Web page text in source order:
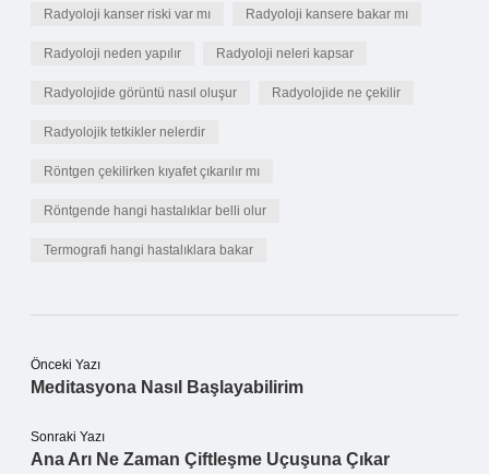
Radyoloji kanser riski var mı Radyoloji kansere bakar mı
Radyoloji neden yapılır Radyoloji neleri kapsar
Radyolojide görüntü nasıl oluşur Radyolojide ne çekilir
Radyolojik tetkikler nelerdir
Röntgen çekilirken kıyafet çıkarılır mı
Röntgende hangi hastalıklar belli olur
Termografi hangi hastalıklara bakar
Önceki Yazı
Meditasyona Nasıl Başlayabilirim
Sonraki Yazı
Ana Arı Ne Zaman Çiftleşme Uçuşuna Çıkar